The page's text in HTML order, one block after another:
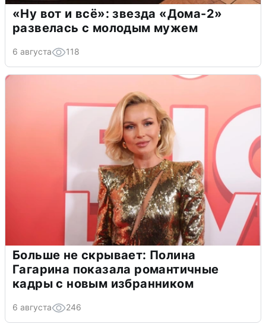
«Ну вот и всё»: звезда «Дома-2»
развелась с молодым мужем
6 августа 118
Больше не скрывает: Полина
Гагарина показала романтичные
кадры с новым избранником
6 августа 246